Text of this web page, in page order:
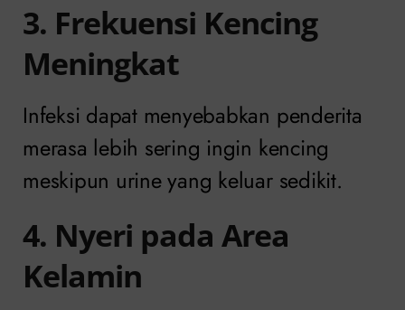
3. Frekuensi Kencing
Meningkat
Infeksi dapat menyebabkan penderita
merasa lebih sering ingin kencing
meskipun urine yang keluar sedikit.
4. Nyeri pada Area
Kelamin